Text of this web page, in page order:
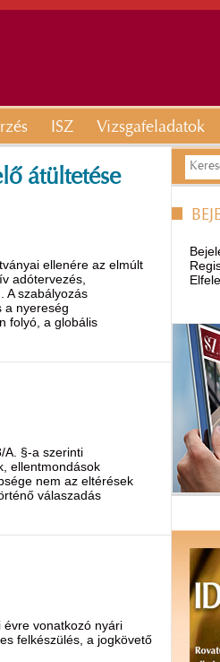
ISZ Vizsgafeladatok
átültetése
ellenére az elmúlt
adótervezés,
A szabályozás
a nyereség
folyó, a globális
A. §-a szerinti
ellentmondások
nem az eltérések
válaszadás
évre vonatkozó nyári
felkészülés, a jogkövető